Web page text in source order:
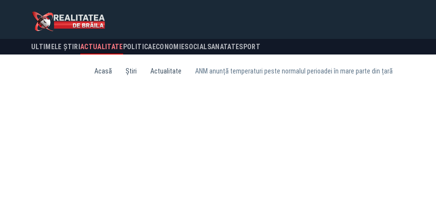
ULTIMELE ȘTIRI ACTUALITATE POLITICA ECONOMIESOCIALSANATATESPORT
Acasă Știri Actualitate ANM anunță temperaturi peste normalul perioadei în mare parte din țară